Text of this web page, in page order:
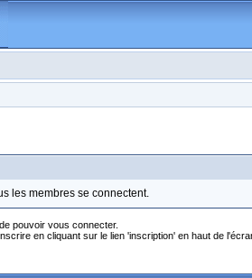
les membres se connectent.
pouvoir vous connecter.
en cliquant sur le lien 'inscription' en haut de